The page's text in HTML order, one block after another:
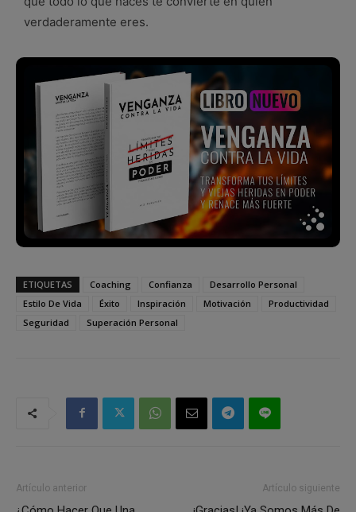
verdaderamente eres.
ETIQUETAS Coaching Confianza
Desarrollo Personal
Estilo De Vida
Éxito Inspiración Motivación
Productividad
Seguridad
Superación Personal
Artículo anterior Artículo siguiente